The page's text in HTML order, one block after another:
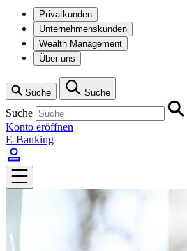
Privatkunden
Unternehmenskunden
Wealth Management
Über uns
Suche Suche
Suche
Konto eröffnen
E-Banking